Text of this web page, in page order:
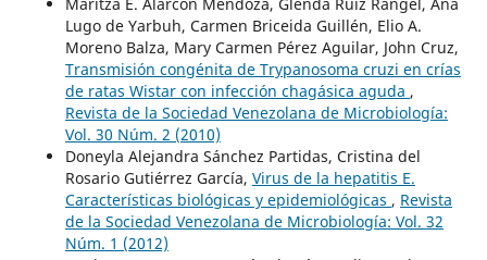
Lugo de Yarbuh, Carmen Briceida Guillén, Elio A.
Moreno Balza, Mary Carmen Pérez Aguilar, John Cruz,
Transmisión congénita de Trypanosoma cruzi en crías
de ratas Wistar con infección chagásica aguda ,
Revista de la Sociedad Venezolana de Microbiología:
Vol. 30 Núm. 2 (2010)
Doneyla Alejandra Sánchez Partidas, Cristina del
Rosario Gutiérrez García, Virus de la hepatitis E.
Características biológicas y epidemiológicas , Revista
de la Sociedad Venezolana de Microbiología: Vol. 32
Núm. 1 (2012)